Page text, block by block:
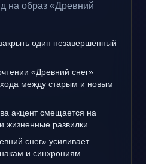
на образ «Древний
один незавершённый
«Древний снег»
между старым и новым
акцент смещается на
жизненные развилки.
снег» усиливает
и синхрониям.